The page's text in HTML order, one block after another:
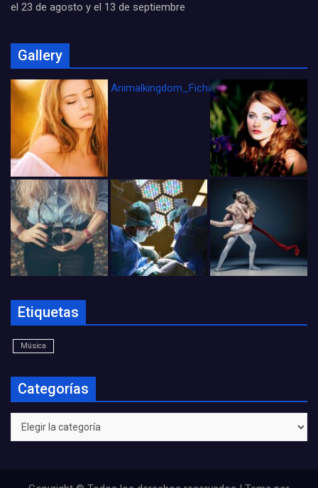
el 23 de agosto y el 13 de septiembre
Gallery
Animalkingdom_FichaCine
Etiquetas
Música
Categorías
Categorías